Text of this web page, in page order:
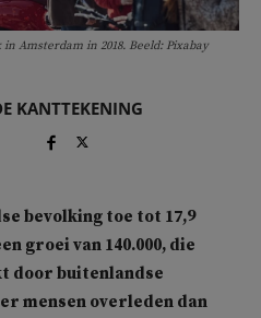
Amsterdam in 2018. Beeld: Pixabay
KANTTEKENING
bevolking toe tot 17,9
groei van 140.000, die
door buitenlandse
mensen overleden dan